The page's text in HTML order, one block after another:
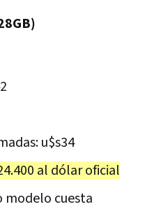
u$s34
al dólar oficial
modelo cuesta